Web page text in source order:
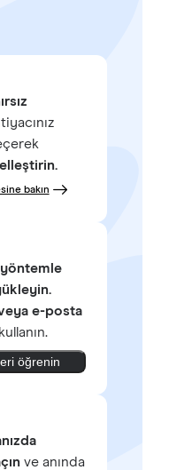
bakın
e-posta
öğrenin
ve anında